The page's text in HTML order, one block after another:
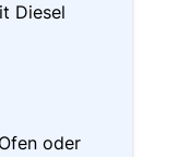
Diesel
oder